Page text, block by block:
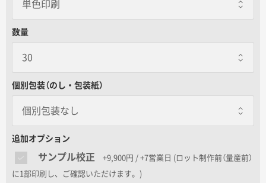
データ入稿ガイド
再注文について
よくあるご質問
数量
個別包装（のし・包装紙）
個別包装なし
包装紙
一個あたり+80.00円 / 5日出荷
追加オプション
サンプル校正 +9,900円 / +7営業日 (ロット制作前（量産前）
に1部印刷し、ご確認いただけます。)